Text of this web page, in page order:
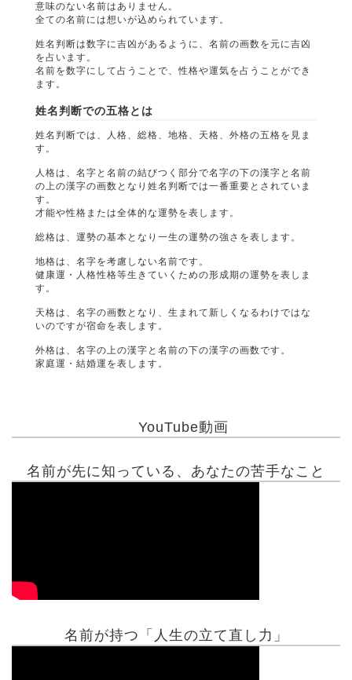
意味のない名前はありません。
全ての名前には想いが込められています。
姓名判断は数字に吉凶があるように、名前の画数を元に吉凶
を占います。
名前を数字にして占うことで、性格や運気を占うことができ
ます。
姓名判断での五格とは
姓名判断では、人格、総格、地格、天格、外格の五格を見ま
す。
人格は、名字と名前の結びつく部分で名字の下の漢字と名前
の上の漢字の画数となり姓名判断では一番重要とされていま
す。
才能や性格または全体的な運勢を表します。
総格は、運勢の基本となり一生の運勢の強さを表します。
地格は、名字を考慮しない名前です。
健康運・人格性格等生きていくための形成期の運勢を表しま
す。
天格は、名字の画数となり、生まれて新しくなるわけではな
いのですが宿命を表します。
外格は、名字の上の漢字と名前の下の漢字の画数です。
家庭運・結婚運を表します。
YouTube動画
名前が先に知っている、あなたの苦手なこと
名前が持つ「人生の立て直し力」